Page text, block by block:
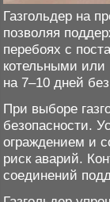
Газгольдер на
позволяя
перебоях с
котельными или
на 7–10 дней
При выборе
безопасности.
ограждением и
риск аварий.
соединений